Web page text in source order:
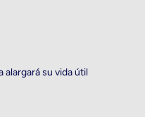
su vida útil